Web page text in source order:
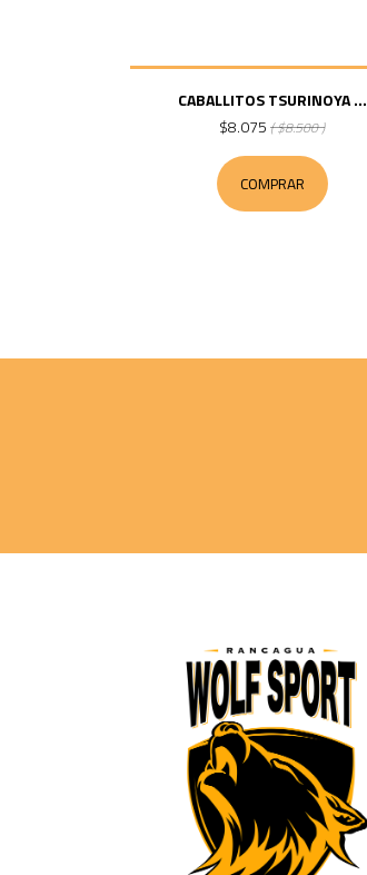
CABALLITOS TSURINOYA ...
$8.075 ( $8.500 )
COMPRAR